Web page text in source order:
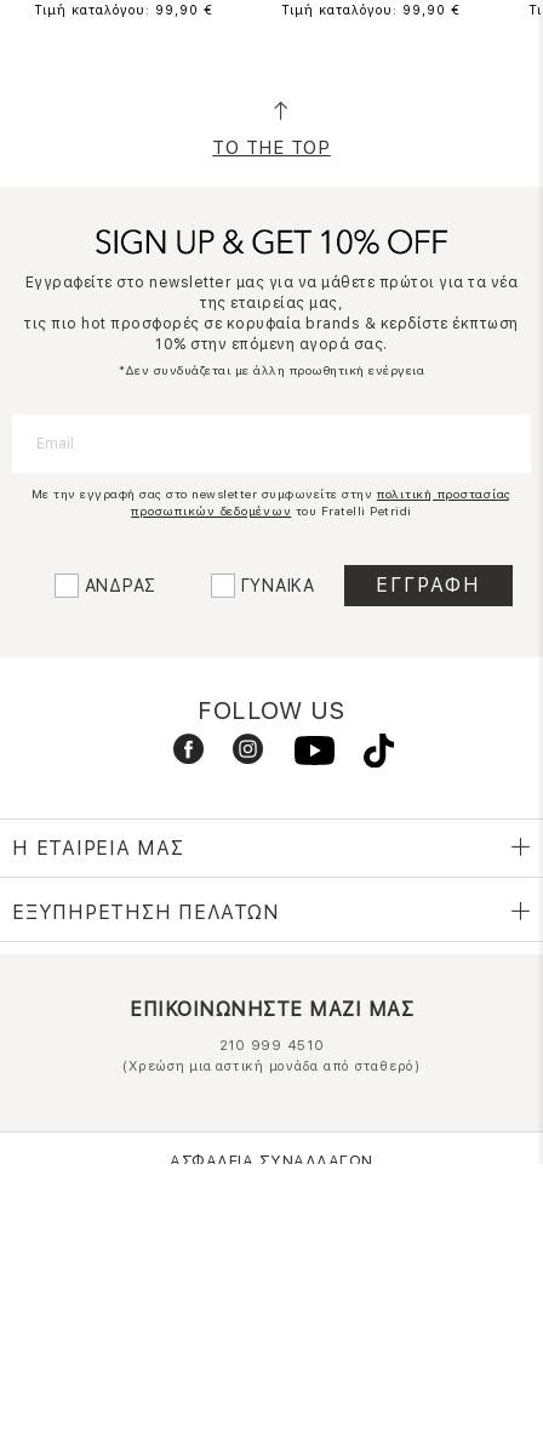
Τιμή καταλόγου: 99,90 € Τιμή καταλόγου: 99,90 €
TO THE TOP
Εγγραφείτε στο newsletter μας για να μάθετε πρώτοι για τα νέα
της εταιρείας μας,
τις πιο hot προσφορές σε κορυφαία brands & κερδίστε έκπτωση
10% στην επόμενη αγορά σας.
*Δεν συνδυάζεται με άλλη προωθητική ενέργεια
Με την εγγραφή σας στο newsletter συμφωνείτε στην πολιτική προστασίας
προσωπικών δεδομένων του Fratelli Petridi
ΑΝΔΡΑΣ ΓΥΝΑΙΚΑ
FOLLOW US
Η ΕΤΑΙΡΕΙΑ ΜΑΣ
ΕΞΥΠΗΡΕΤΗΣΗ ΠΕΛΑΤΩΝ
ΕΠΙΚΟΙΝΩΝΗΣΤΕ ΜΑΖΙ ΜΑΣ
210 999 4510
(Χρεώση μια αστική μονάδα από σταθερό)
ΑΣΦΑΛΕΙΑ ΣΥΝΑΛΛΑΓΩΝ